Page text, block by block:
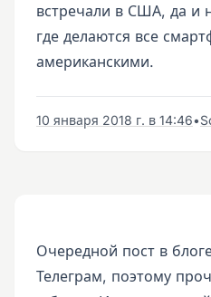
встречали в США, да и
где делаются все
американскими.
10 января 2018 г. в 14:46•
Очередной пост в
Телеграм, поэтому